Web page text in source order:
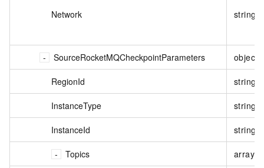
Network string
SourceRocketMQCheckpointParameters object
RegionId string
InstanceType string
InstanceId string
Topics array